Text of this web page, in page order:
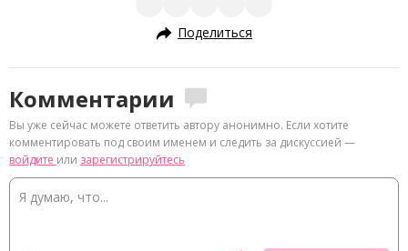
Поделиться
Комментарии
Вы уже сейчас можете ответить автору анонимно. Если хотите
комментировать под своим именем и следить за дискуссией —
войдите или зарегистрируйтесь